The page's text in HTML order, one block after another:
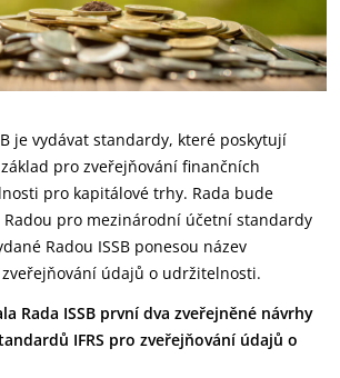
je vydávat standardy, které poskytují
pro zveřejňování finančních
pro kapitálové trhy. Rada bude
pro mezinárodní účetní standardy
Radou ISSB ponesou název
zveřejňování údajů o udržitelnosti.
Rada ISSB první dva zveřejněné návrhy
IFRS pro zveřejňování údajů o